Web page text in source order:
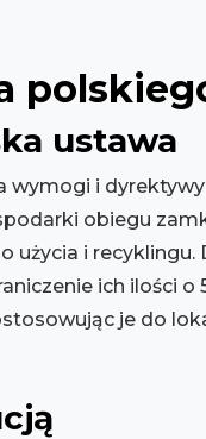
ustawa
wymogi i dyrektywy
obiegu
i
ich ilości o
je do